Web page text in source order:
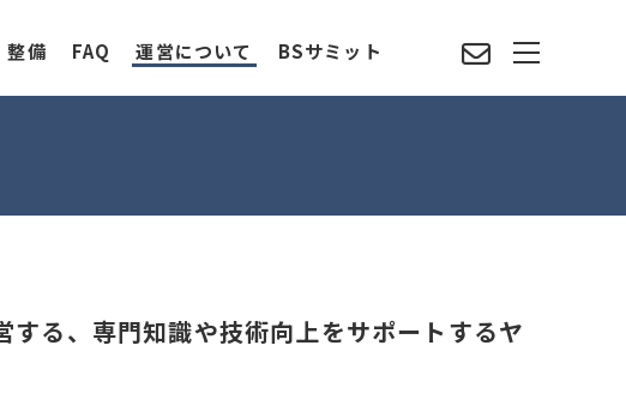
整備 FAQ 運営について BSサミット
る、専門知識や技術向上をサポートするヤ